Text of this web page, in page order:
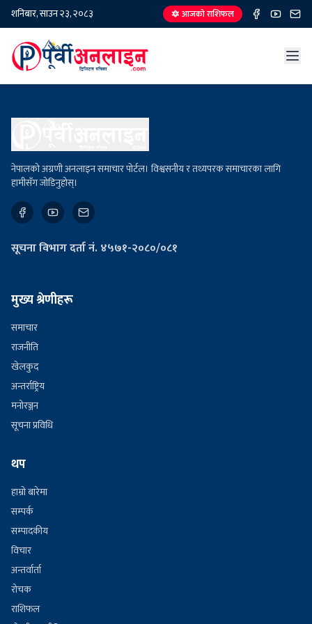
शनिबार, साउन २३, २०८३ 🔯 आजको राशिफल
नेपालको अग्रणी अनलाइन समाचार पोर्टल। विश्वसनीय र तथ्यपरक समाचारका लागि
हामीसँग जोडिनुहोस्।
सूचना विभाग दर्ता नं. ४५७१-२०८०/०८१
मुख्य श्रेणीहरू
समाचार
राजनीति
खेलकुद
अन्तर्राष्ट्रिय
मनोरञ्जन
सूचना प्रविधि
थप
हाम्रो बारेमा
सम्पर्क
सम्पादकीय
विचार
अन्तर्वार्ता
रोचक
राशिफल